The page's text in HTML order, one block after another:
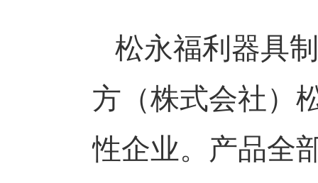
松永福利器具
方（株式会社）
性企业。产品全